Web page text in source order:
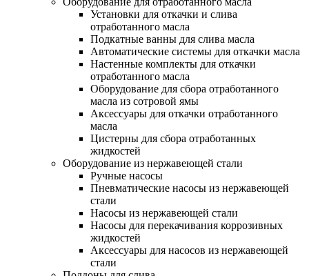
Установки для откачки и слива
отработанного масла
Подкатные ванны для слива масла
Автоматические системы для откачки масла
Настенные комплекты для откачки
отработанного масла
Оборудование для сбора отработанного
масла из сотровой ямы
Аксессуары для откачки отработанного
масла
Цистерны для сбора отработанных
жидкостей
Оборудование из нержавеющей стали
Ручные насосы
Пневматические насосы из нержавеющей
стали
Насосы из нержавеющей стали
Насосы для перекачивания коррозивных
жидкостей
Аксессуары для насосов из нержавеющей
стали